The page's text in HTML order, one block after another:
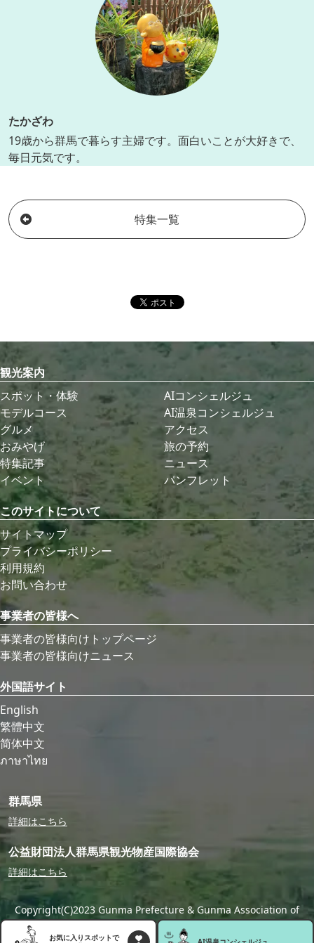
たかざわ
19歳から群馬で暮らす主婦です。面白いことが大好きで、
毎日元気です。
特集一覧
お気に入りスポットで
観光案内
スポット・体験
モデルコース
グルメ
おみやげ
特集記事
イベント
AIコンシェルジュ
AI温泉コンシェルジュ
アクセス
旅の予約
ニュース
パンフレット
このサイトについて
サイトマップ
プライバシーポリシー
利用規約
お問い合わせ
事業者の皆様へ
事業者の皆様向けトップページ
事業者の皆様向けニュース
外国語サイト
English
繁體中文
简体中文
ภาษาไทย
群馬県
詳細はこちら
公益財団法人群馬県観光物産国際協会
詳細はこちら
Copyright(C)2023 Gunma Prefecture & Gunma Association of
Tourism,Local Products & International Exchange